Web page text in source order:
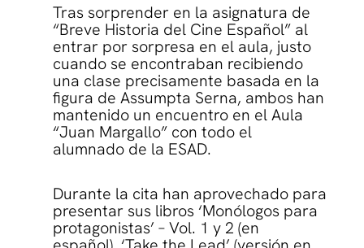
Tras sorprender en la asignatura de
“Breve Historia del Cine Español” al
entrar por sorpresa en el aula, justo
cuando se encontraban recibiendo
una clase precisamente basada en la
figura de Assumpta Serna, ambos han
mantenido un encuentro en el Aula
“Juan Margallo” con todo el
alumnado de la ESAD.
Durante la cita han aprovechado para
presentar sus libros ‘Monólogos para
protagonistas’ – Vol. 1 y 2 (en